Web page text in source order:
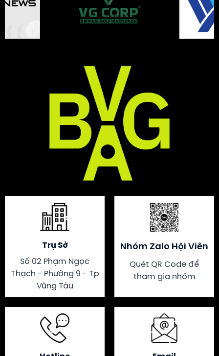
Trụ Sở
Số 02 Phạm Ngọc
Thạch - Phường 9 - Tp
Vũng Tàu
Nhóm Zalo Hội Viên
Quét QR Code để
tham gia nhóm